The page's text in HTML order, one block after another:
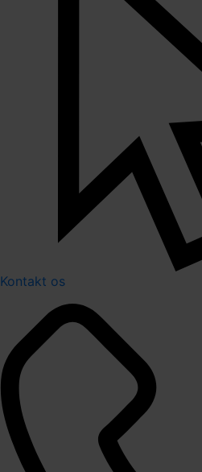
Kontakt os